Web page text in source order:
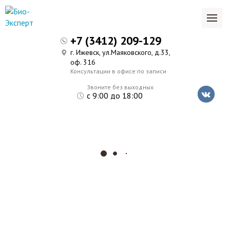
Звоните без выходных
с 9:00 до 18:00
+7 (3412) 209-129
г. Ижевск, ул.Маяковского, д.33,
оф. 316
Консультации в офисе по записи